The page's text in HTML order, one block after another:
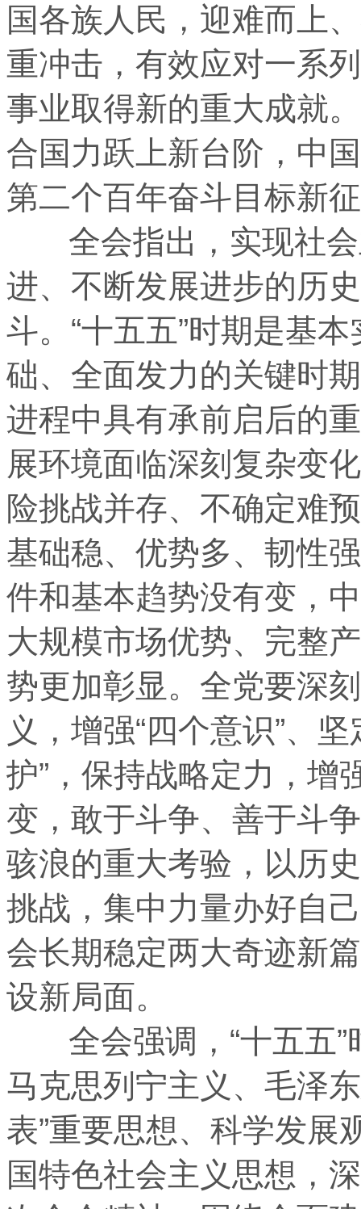
国各族人民，迎难而上
重冲击，有效应对一系
事业取得新的重大成就
合国力跃上新台阶，中
第二个百年奋斗目标新
全会指出，实现社会
进、不断发展进步的历
斗。“十五五”时期是基
础、全面发力的关键时
进程中具有承前启后的
展环境面临深刻复杂变
险挑战并存、不确定难
基础稳、优势多、韧性
件和基本趋势没有变，
大规模市场优势、完整
势更加彰显。全党要深
义，增强“四个意识”、
护”，保持战略定力，增
变，敢于斗争、善于斗
骇浪的重大考验，以历
挑战，集中力量办好自
会长期稳定两大奇迹新
设新局面。
全会强调，“十五五”
马克思列宁主义、毛泽
表”重要思想、科学发展
国特色社会主义思想，